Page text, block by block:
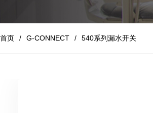
首页 G-CONNECT 540系列漏水开关